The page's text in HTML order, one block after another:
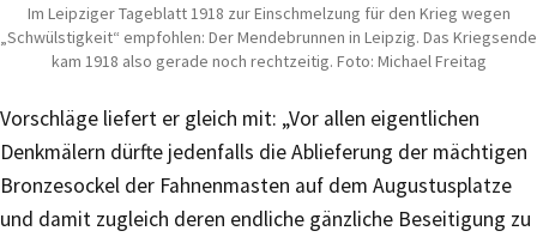
Im Leipziger Tageblatt 1918 zur Einschmelzung für den Krieg wegen
„Schwülstigkeit“ empfohlen: Der Mendebrunnen in Leipzig. Das Kriegsende
kam 1918 also gerade noch rechtzeitig. Foto: Michael Freitag
Vorschläge liefert er gleich mit: „Vor allen eigentlichen
Denkmälern dürfte jedenfalls die Ablieferung der mächtigen
Bronzesockel der Fahnenmasten auf dem Augustusplatze
und damit zugleich deren endliche gänzliche Beseitigung zu